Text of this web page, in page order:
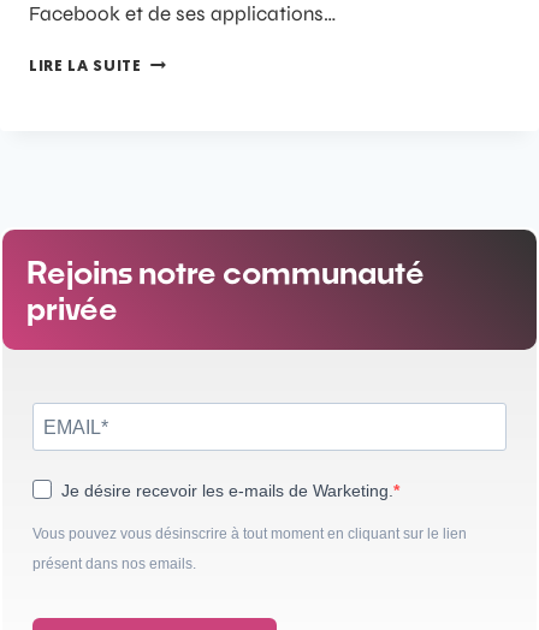
Facebook et de ses applications…
LIRE LA SUITE
Rejoins notre communauté
privée
Je désire recevoir les e-mails de Warketing.
Vous pouvez vous désinscrire à tout moment en cliquant sur le lien
présent dans nos emails.